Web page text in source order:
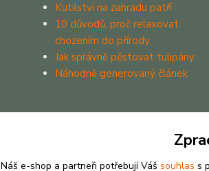
Kutilství na zahradu patří
10 důvodů, proč relaxovat
chozením do přírody
Jak správně pěstovat tulipány
Náhodně generovaný článek
Náš e-shop a partneři potřebují Váš souhlas s